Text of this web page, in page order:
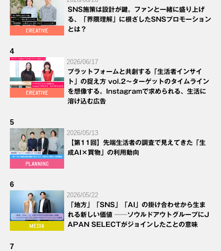
SNS施策は設計が鍵。ファンと一緒に盛り上げ
る、「界隈理解」に根ざしたSNSプロモーション
とは？
4
2026/06/17
プラットフォームと共創する「生活者インサイ
ト」の捉え方 vol.2～ターゲットのタイムライン
を想像する。Instagramで求められる、生活に
溶け込む広告
5
2026/05/13
【第11回】先端生活者の調査で見えてきた「生
成AI×買物」の利用動向
6
2026/05/22
「地方」「SNS」「AI」の掛け合わせから生ま
れる新しい価値 ──ソウルドアウトグループにJ
APAN SELECTがジョインしたことの意味
7